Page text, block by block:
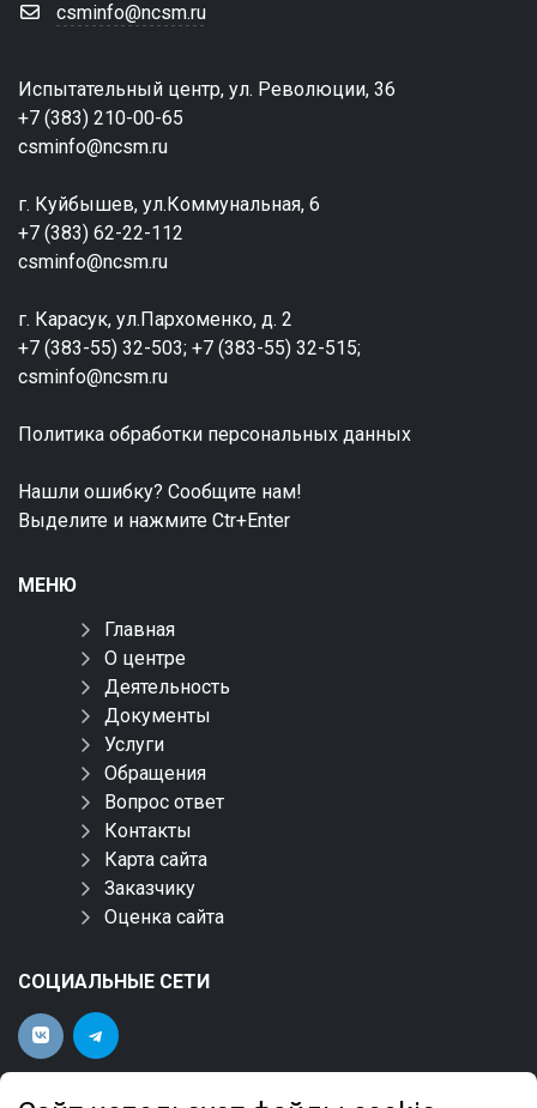
csminfo@ncsm.ru
Испытательный центр, ул. Революции, 36
+7 (383) 210-00-65
csminfo@ncsm.ru
г. Куйбышев, ул.Коммунальная, 6
+7 (383) 62-22-112
csminfo@ncsm.ru
г. Карасук, ул.Пархоменко, д. 2
+7 (383-55) 32-503; +7 (383-55) 32-515;
csminfo@ncsm.ru
Политика обработки персональных данных
Нашли ошибку? Сообщите нам!
Выделите и нажмите Ctr+Enter
МЕНЮ
Главная
О центре
Деятельность
Документы
Услуги
Обращения
Вопрос ответ
Контакты
Карта сайта
Заказчику
Оценка сайта
СОЦИАЛЬНЫЕ СЕТИ